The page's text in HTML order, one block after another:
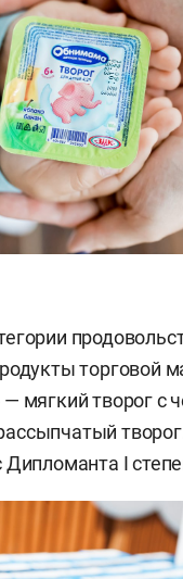
торговой
мягкий творог с
Дипломанта I